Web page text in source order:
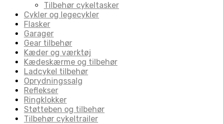
Tilbehør cykeltasker
Cykler og legecykler
Flasker
Garager
Gear tilbehør
Kæder og værktøj
Kædeskærme og tilbehør
Ladcykel tilbehør
Oprydningssalg
Reflekser
Ringklokker
Støtteben og tilbehør
Tilbehør cykeltrailer